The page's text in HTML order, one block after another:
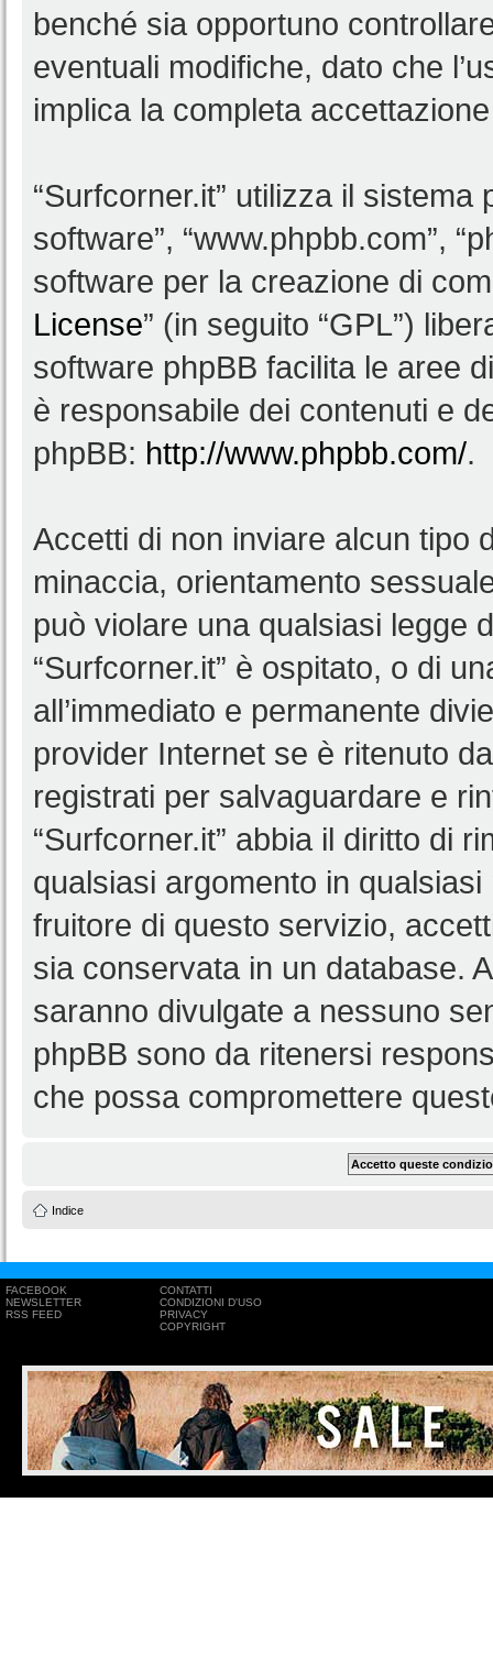
benché sia opportuno
eventuali modifiche, dato che
implica la completa
“Surfcorner.it” utilizza il sistema
software”, “www.phpbb.com”,
software per la creazione di
License” (in seguito “GPL”)
software phpBB facilita le aree
è responsabile dei contenuti e
phpBB: http://www.phpbb.com/.
Accetti di non inviare alcun tipo
minaccia, orientamento
può violare una qualsiasi legge
“Surfcorner.it” è ospitato, o di
all’immediato e permanente
provider Internet se è ritenuto
registrati per salvaguardare e
“Surfcorner.it” abbia il diritto di
qualsiasi argomento in
fruitore di questo servizio,
sia conservata in un database.
saranno divulgate a nessuno
phpBB sono da ritenersi
che possa compromettere
Indice
FACEBOOK
NEWSLETTER
RSS FEED
CONTATTI
CONDIZIONI D'USO
PRIVACY
COPYRIGHT